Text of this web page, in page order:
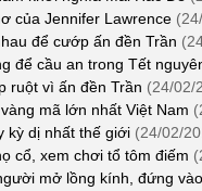
của Jennifer Lawrence
để cướp ấn đền Trần
để cầu an trong Tết
ruột vì ấn đền Trần (24/02/
mã lớn nhất Việt Nam
kỳ dị nhất thế giới (24/02/
cổ, xem chơi tổ tôm điếm
mở lồng kính, đứng